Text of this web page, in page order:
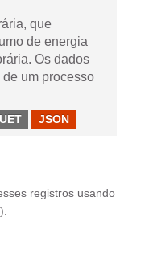
que
de energia
Os dados
um processo
JSON
registros usando
).